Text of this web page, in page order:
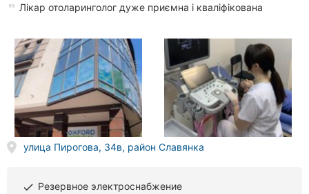
Лікар отоларинголог дуже приємна і кваліфікована
улица Пирогова, 34в, район Славянка
done Резервное электроснабжение